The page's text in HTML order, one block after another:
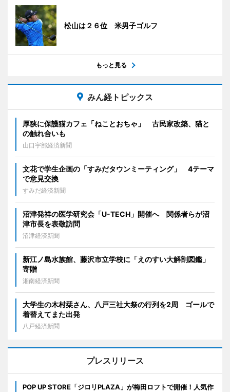
松山は２６位 米男子ゴルフ
もっと見る
みん経トピックス
厚狭に保護猫カフェ「ねことおちゃ」 古民家改築、猫と
の触れ合いも
山口宇部経済新聞
文花で学生企画の「すみだタウンミーティング」 4テーマ
で意見交換
すみだ経済新聞
沼津発祥の医学研究会「U-TECH」開催へ 関係者らが沼
津市長を表敬訪問
沼津経済新聞
新江ノ島水族館、藤沢市立学校に「えのすい大解剖図鑑」
寄贈
湘南経済新聞
大学生の木村栞さん、八戸三社大祭の行列を2周 ゴールで
着替えてまた出発
八戸経済新聞
プレスリリース
POP UP STORE「ジロリPLAZA」が梅田ロフトで開催！人気作